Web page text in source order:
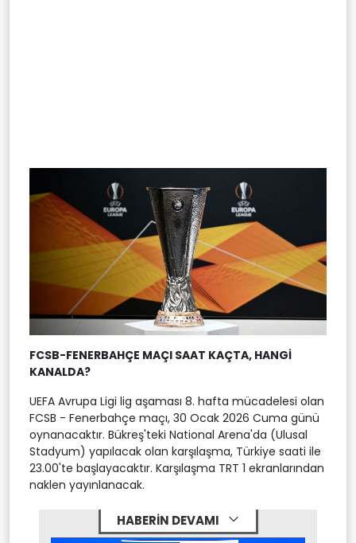
FCSB-FENERBAHÇE MAÇI SAAT KAÇTA, HANGİ
KANALDA?
UEFA Avrupa Ligi lig aşaması 8. hafta mücadelesi olan
FCSB - Fenerbahçe maçı, 30 Ocak 2026 Cuma günü
oynanacaktır. Bükreş'teki National Arena'da (Ulusal
Stadyum) yapılacak olan karşılaşma, Türkiye saati ile
23.00'te başlayacaktır. Karşılaşma TRT 1 ekranlarından
naklen yayınlanacak.
HABERİN DEVAMI